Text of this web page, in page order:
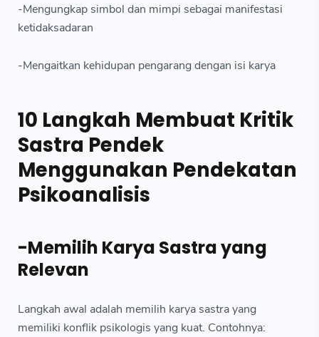
-Mengungkap simbol dan mimpi sebagai manifestasi
ketidaksadaran
-Mengaitkan kehidupan pengarang dengan isi karya
10 Langkah Membuat Kritik
Sastra Pendek
Menggunakan Pendekatan
Psikoanalisis
-Memilih Karya Sastra yang
Relevan
Langkah awal adalah memilih karya sastra yang
memiliki konflik psikologis yang kuat. Contohnya: